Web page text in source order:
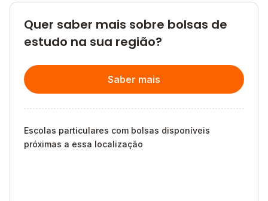
Quer saber mais sobre bolsas de
estudo na sua região?
Saber mais
Escolas particulares com bolsas disponíveis
próximas a essa localização